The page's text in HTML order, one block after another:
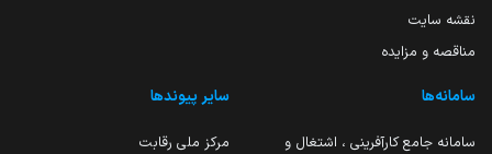
نقشه سایت
مناقصه و مزایده
سامانه‌ها
سامانه جامع کارآفرینی ، اشتغال و
سایر پیوندها
مرکز ملی رقابت